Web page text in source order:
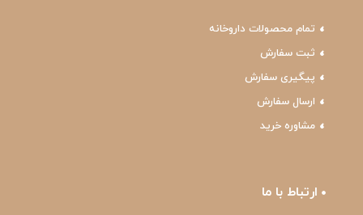
تمام محصولات داروخانه
ثبت سفارش
پیگیری سفارش
ارسال سفارش
مشاوره خرید
ارتباط با ما